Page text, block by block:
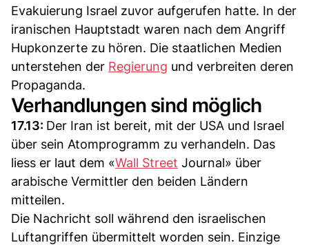
Evakuierung Israel zuvor aufgerufen hatte. In der
iranischen Hauptstadt waren nach dem Angriff
Hupkonzerte zu hören. Die staatlichen Medien
unterstehen der Regierung und verbreiten deren
Propaganda.
Verhandlungen sind möglich
17.13: Der Iran ist bereit, mit der USA und Israel
über sein Atomprogramm zu verhandeln. Das
liess er laut dem «Wall Street Journal» über
arabische Vermittler den beiden Ländern
mitteilen.
Die Nachricht soll während den israelischen
Luftangriffen übermittelt worden sein. Einzige